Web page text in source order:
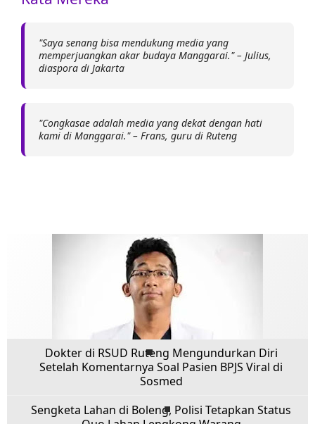
"Saya senang bisa mendukung media yang
memperjuangkan akar budaya Manggarai." – Julius,
diaspora di Jakarta
"Congkasae adalah media yang dekat dengan hati
kami di Manggarai." – Frans, guru di Ruteng
Dokter di RSUD Ruteng Mengundurkan Diri
Setelah Komentarnya Soal Pasien BPJS Viral di
Sosmed
Sengketa Lahan di Boleng, Polisi Tetapkan Status